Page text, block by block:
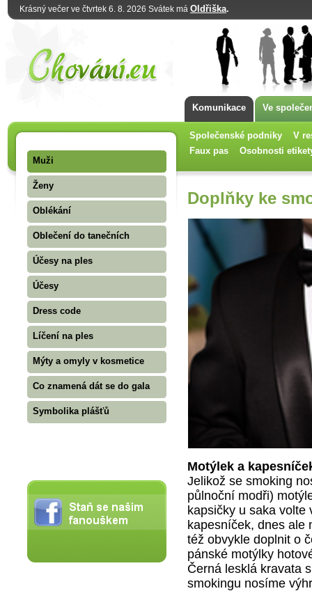
Krásný večer ve čtvrtek 6. 8. 2026 Svátek má Oldřiška.
Komunikace Ve
Společenské podniky
V
Faux pas
Osobnosti
Muži
Ženy
Oblékání
Oblečení do tanečních
Účesy na ples
Účesy
Dress code
Líčení na ples
Mýty a omyly v kosmetice
Co znamená dát se do gala
Symbolika plášťů
Doplňky ke
Motýlek a
Jelikož se smoking
půlnoční modři)
kapsičky u saka volte
kapesníček, dnes ale
též obvykle doplnit o
pánské motýlky
Černá lesklá kravata
smokingu nosíme